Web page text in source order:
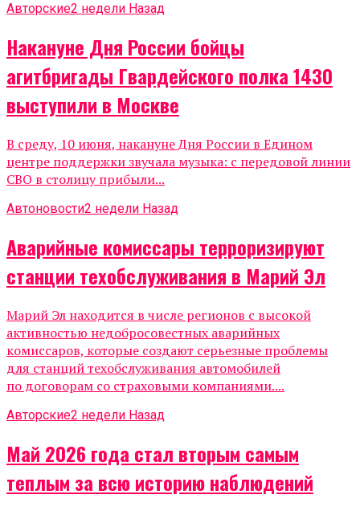
Авторские2 недели Назад
Накануне Дня России бойцы
агитбригады Гвардейского полка 1430
выступили в Москве
В среду, 10 июня, накануне Дня России в Едином
центре поддержки звучала музыка: с передовой линии
СВО в столицу прибыли...
Автоновости2 недели Назад
Аварийные комиссары терроризируют
станции техобслуживания в Марий Эл
Марий Эл находится в числе регионов с высокой
активностью недобросовестных аварийных
комиссаров, которые создают серьезные проблемы
для станций техобслуживания автомобилей
по договорам со страховыми компаниями....
Авторские2 недели Назад
Май 2026 года стал вторым самым
теплым за всю историю наблюдений